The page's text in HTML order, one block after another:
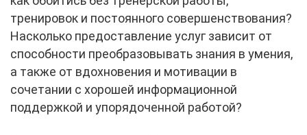
тренировок и постоянного совершенствования?
Насколько предоставление услуг зависит от
способности преобразовывать знания в умения,
а также от вдохновения и мотивации в
сочетании с хорошей информационной
поддержкой и упорядоченной работой?